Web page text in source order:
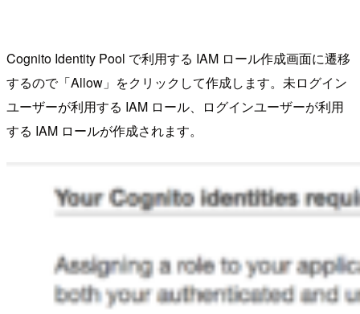
Cognito Identity Pool で利用する IAM ロール作成画面に遷移
するので「Allow」をクリックして作成します。未ログイン
ユーザーが利用する IAM ロール、ログインユーザーが利用
する IAM ロールが作成されます。